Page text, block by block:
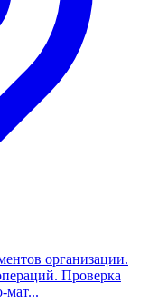
организации.
Проверка
мат...